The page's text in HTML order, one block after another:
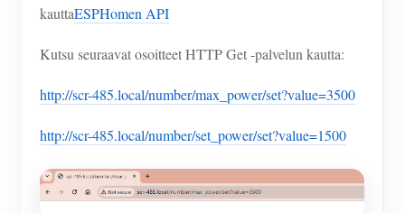
kauttaESPHomen API
Kutsu seuraavat osoitteet HTTP Get -palvelun kautta:
http://scr-485.local/number/max_power/set?value=3500
http://scr-485.local/number/set_power/set?value=1500